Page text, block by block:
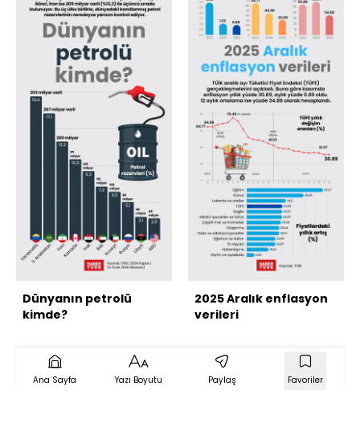
Dünyanın petrolü
kimde?
2025 Aralık enflasyon
verileri
Ana Sayfa Yazı Boyutu Paylaş Favoriler